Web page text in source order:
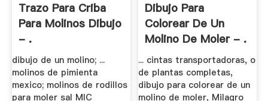
Trazo Para Criba
Para Molinos Dibujo
- .
dibujo de un molino; ...
molinos de pimienta
mexico; molinos de rodillos
para moler sal MIC
Dibujo Para
Colorear De Un
Molino De Moler - .
... cintas transportadoras, o
de plantas completas,
dibujo para colorear de un
molino de moler, Milagro